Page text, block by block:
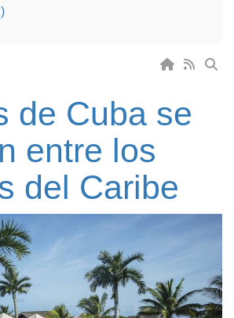
de Cuba se
entre los
del Caribe